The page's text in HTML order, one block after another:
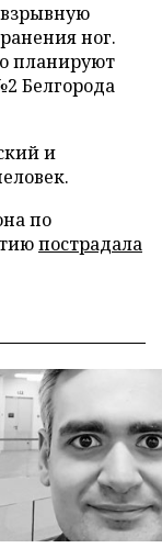
ног.
планируют
Белгорода
и
по
пострадала